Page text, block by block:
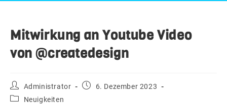
Mitwirkung an Youtube Video
von @createdesign
Beitrags-
Autor:
Administrator
Beitrag6. Dezember 2023
Beitrags-
Neuigkeiten